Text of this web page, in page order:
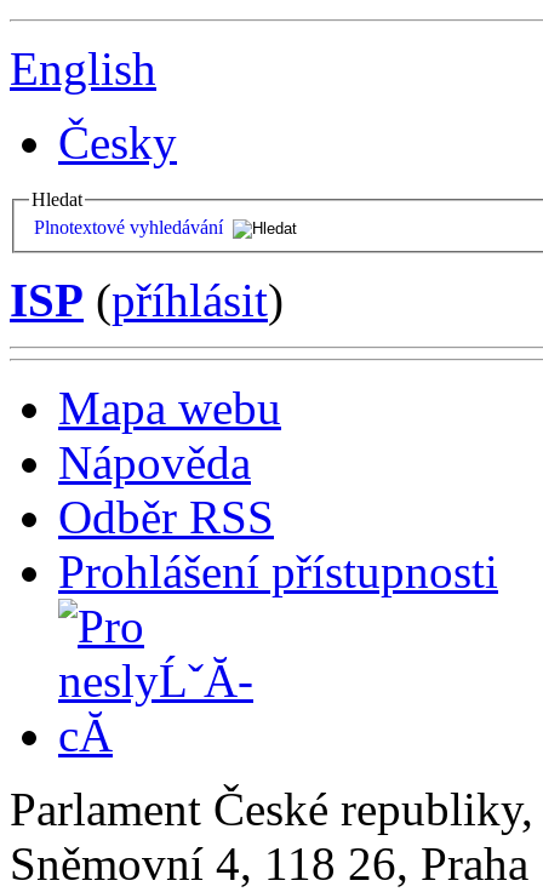
English
Česky
Hledat
Plnotextové vyhledávání
ISP (příhlásit)
Mapa webu
Nápověda
Odběr RSS
Prohlášení přístupnosti
Parlament České
Sněmovní 4, 118 26,